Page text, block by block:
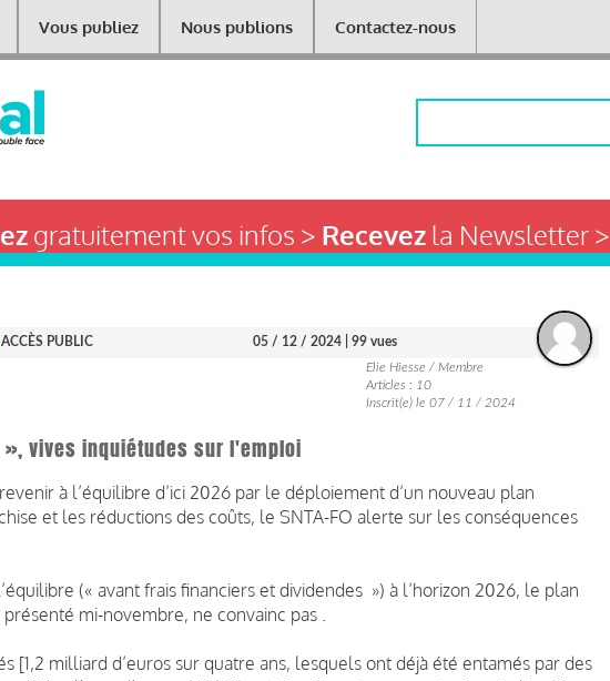
Vous publiez Nous publions Contactez-nous
gratuitement vos infos > Recevezla Newsletter >
ACCÈS PUBLIC 05 / 12 / 2024 | 99 vues
Elie Hiesse / Membre
Articles : 10
Inscrit(e) le 07 / 11 / 2024
», vives inquiétudes sur l'emploi
à l’équilibre d’ici 2026 par le déploiement d’un nouveau plan
et les réductions des coûts, le SNTA-FO alerte sur les conséquences
(« avant frais financiers et dividendes ») à l’horizon 2026, le plan
mi-novembre, ne convainc pas .
[1,2 milliard d’euros sur quatre ans, lesquels ont déjà été entamés par des